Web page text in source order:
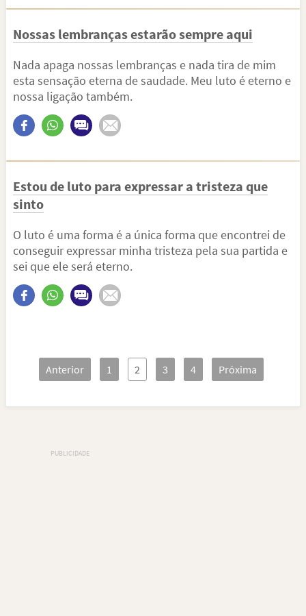
Nossas lembranças estarão sempre aqui
Nada apaga nossas lembranças e nada tira de mim
esta sensação eterna de saudade. Meu luto é eterno e
nossa ligação também.
Estou de luto para expressar a tristeza que
sinto
O luto é uma forma é a única forma que encontrei de
conseguir expressar minha tristeza pela sua partida e
sei que ele será eterno.
Anterior 1 2 3 4 Próxima